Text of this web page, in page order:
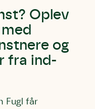
Oplev
og
fra ind-
Fugl får